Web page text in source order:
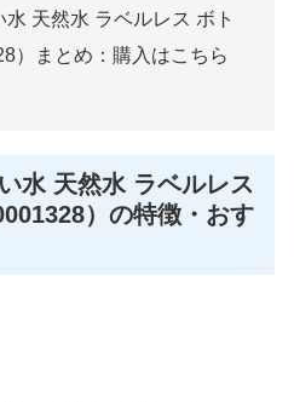
天然水 ラベルレス ボト
）まとめ：購入はこちら
水 天然水 ラベルレス
）の特徴・おす